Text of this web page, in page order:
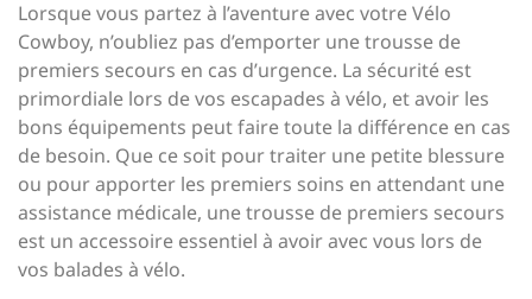
Lorsque vous partez à l’aventure avec votre Vélo
Cowboy, n’oubliez pas d’emporter une trousse de
premiers secours en cas d’urgence. La sécurité est
primordiale lors de vos escapades à vélo, et avoir les
bons équipements peut faire toute la différence en cas
de besoin. Que ce soit pour traiter une petite blessure
ou pour apporter les premiers soins en attendant une
assistance médicale, une trousse de premiers secours
est un accessoire essentiel à avoir avec vous lors de
vos balades à vélo.